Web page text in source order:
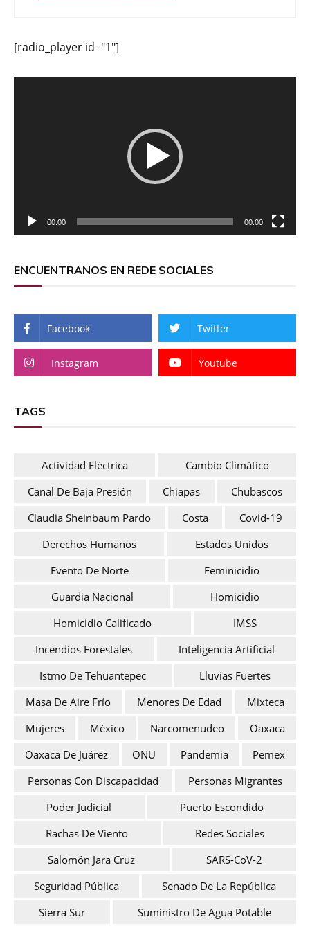
[radio_player id="1"]
00:00 00:00
ENCUENTRANOS EN REDE SOCIALES
Facebook Twitter
Instagram Youtube
TAGS
Actividad Eléctrica
Cambio Climático
Canal De Baja Presión
Chiapas
Chubascos
Claudia Sheinbaum Pardo
Costa
Covid-19
Derechos Humanos
Estados Unidos
Evento De Norte
Feminicidio
Guardia Nacional
Homicidio
Homicidio Calificado
IMSS
Incendios Forestales
Inteligencia Artificial
Istmo De Tehuantepec
Lluvias Fuertes
Masa De Aire Frío
Menores De Edad
Mixteca
Mujeres
México Narcomenudeo
Oaxaca
Oaxaca De Juárez
ONU Pandemia
Pemex
Personas Con Discapacidad
Personas Migrantes
Poder Judicial
Puerto Escondido
Rachas De Viento
Redes Sociales
Salomón Jara Cruz
SARS-CoV-2
Seguridad Pública
Senado De La República
Sierra Sur
Suministro De Agua Potable